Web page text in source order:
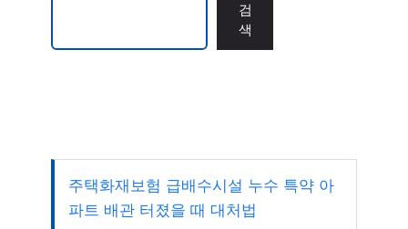
검
색
주택화재보험 급배수시설 누수 특약 아
파트 배관 터졌을 때 대처법